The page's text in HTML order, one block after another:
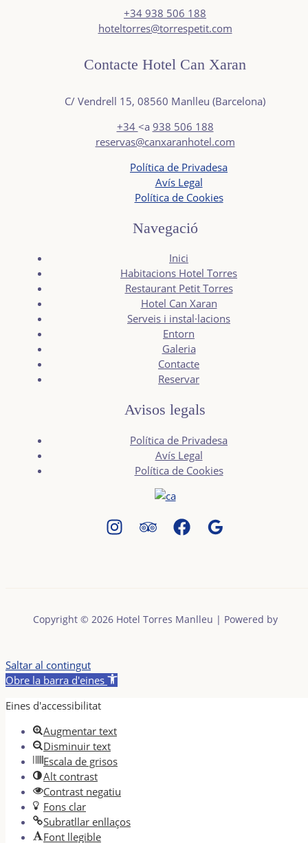
+34 938 506 188
hoteltorres@torrespetit.com
Contacte Hotel Can Xaran
C/ Vendrell 15, 08560 Manlleu (Barcelona)
+34 <a 938 506 188
reservas@canxaranhotel.com
Política de Privadesa
Avís Legal
Política de Cookies
Navegació
Inici
Habitacions Hotel Torres
Restaurant Petit Torres
Hotel Can Xaran
Serveis i instal·lacions
Entorn
Galeria
Contacte
Reservar
Avisos legals
Política de Privadesa
Avís Legal
Política de Cookies
Copyright © 2026 Hotel Torres Manlleu | Powered by
Saltar al contingut
Obre la barra d'eines
Eines d'accessibilitat
Augmentar text
Disminuir text
Escala de grisos
Alt contrast
Contrast negatiu
Fons clar
Subratllar enllaços
Font llegible